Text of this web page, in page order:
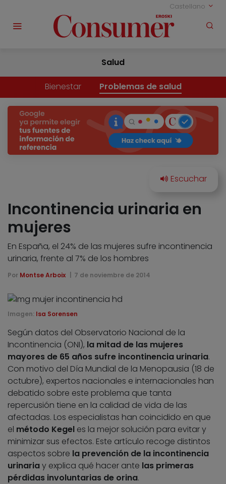
Castellano
Salud
Bienestar Problemas de salud
Incontinencia urinaria en
mujeres
En España, el 24% de las mujeres sufre incontinencia
urinaria, frente al 7% de los hombres
Por Montse Arboix 7 de noviembre de 2014
Imagen: Isa Sorensen
Según datos del Observatorio Nacional de la
Incontinencia (ONI), la mitad de las mujeres
mayores de 65 años sufre incontinencia urinaria.
Con motivo del Día Mundial de la Menopausia (18 de
octubre), expertos nacionales e internacionales han
debatido sobre este problema que tanta
repercusión tiene en la calidad de vida de las
afectadas. Los especialistas han coincidido en que
el método Kegel es la mejor solución para evitar y
minimizar sus efectos. Este artículo recoge distintos
aspectos sobre la prevención de la incontinencia
urinariay explica qué hacer ante las primeras
pérdidas involuntarias de orina.